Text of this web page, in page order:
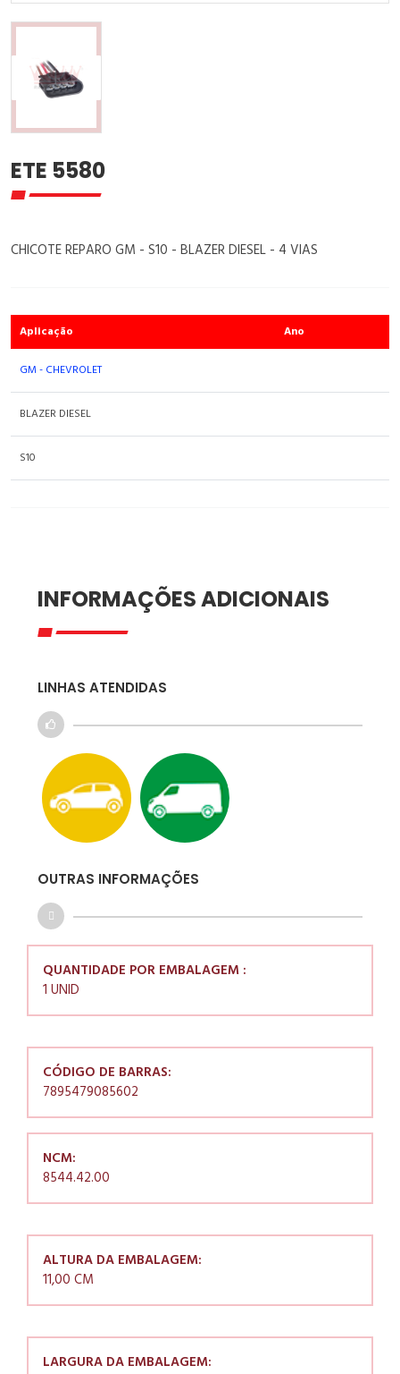
ETE 5580
CHICOTE REPARO GM - S10 - BLAZER DIESEL - 4 VIAS
Aplicação Ano
GM - CHEVROLET
BLAZER DIESEL
S10
INFORMAÇÕES ADICIONAIS
LINHAS ATENDIDAS
OUTRAS INFORMAÇÕES
QUANTIDADE POR EMBALAGEM :
1 UNID
CÓDIGO DE BARRAS:
7895479085602
NCM:
8544.42.00
ALTURA DA EMBALAGEM:
11,00 CM
LARGURA DA EMBALAGEM: